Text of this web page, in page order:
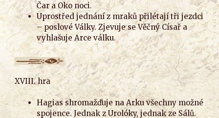
Čar a Oko noci.
Uprostřed jednání z mraků přilétají tři jezdci
– poslové Války. Zjevuje se Věčný Císař a
vyhlašuje Arce válku.
XVIII. hra
Hagias shromažďuje na Arku všechny možné
spojence. Jednak z Urolóky, jednak ze Sálů.